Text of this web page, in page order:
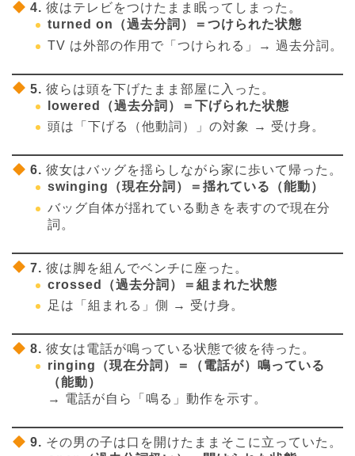
4.彼はテレビをつけたまま眠ってしまった。
turned on（過去分詞）＝つけられた状態
TV は外部の作用で「つけられる」→ 過去分詞。
5.彼らは頭を下げたまま部屋に入った。
lowered（過去分詞）＝下げられた状態
頭は「下げる（他動詞）」の対象 → 受け身。
6.彼女はバッグを揺らしながら家に歩いて帰った。
swinging（現在分詞）＝揺れている（能動）
バッグ自体が揺れている動きを表すので現在分
詞。
7.彼は脚を組んでベンチに座った。
crossed（過去分詞）＝組まれた状態
足は「組まれる」側 → 受け身。
8.彼女は電話が鳴っている状態で彼を待った。
ringing（現在分詞）＝（電話が）鳴っている
（能動）
→ 電話が自ら「鳴る」動作を示す。
9. その男の子は口を開けたままそこに立っていた。